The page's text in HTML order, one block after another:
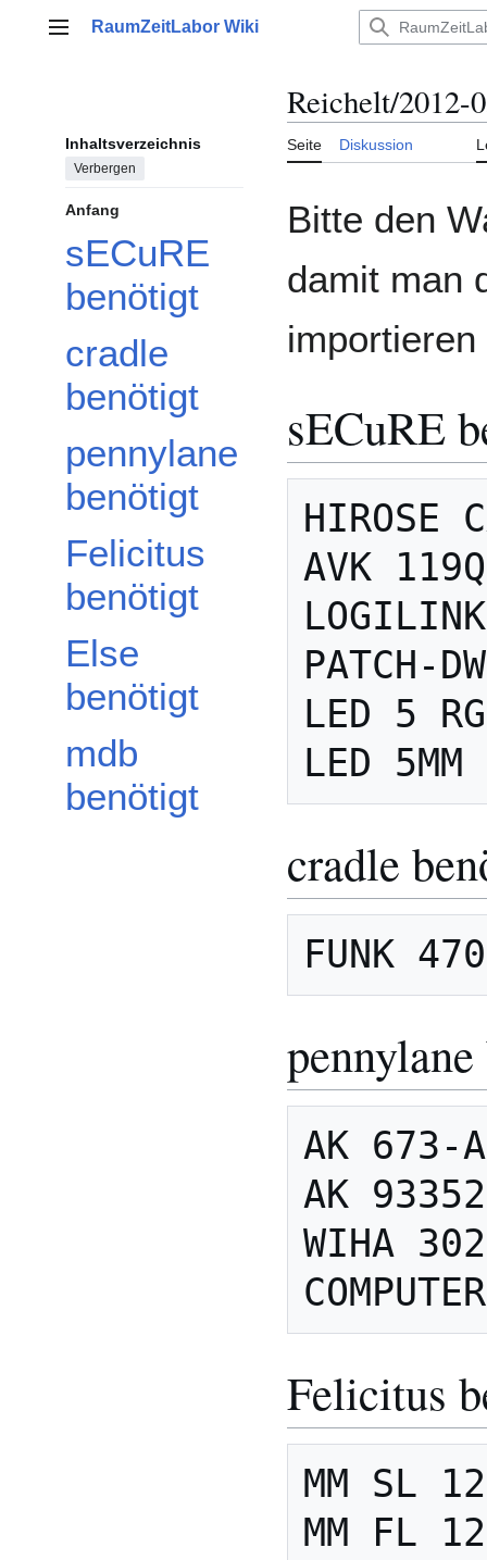
Hauptmenü
RaumZeitLabor Wiki
Inhaltsverzeichnis
Verbergen
Anfang
sECuRE
benötigt
cradle
benötigt
pennylane
benötigt
Felicitus
benötigt
Else
benötigt
mdb
benötigt
Reichelt/2012-
Seite Diskussion
Bitte den
damit man
sECuRE
HIROSE
AVK
PATCH-
LED 5
cradle
AK 673-
AK
WIHA
Felicitus
MM SL
MM FL